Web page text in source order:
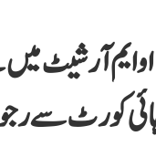
ایم آر شیٹ
کورٹ سے